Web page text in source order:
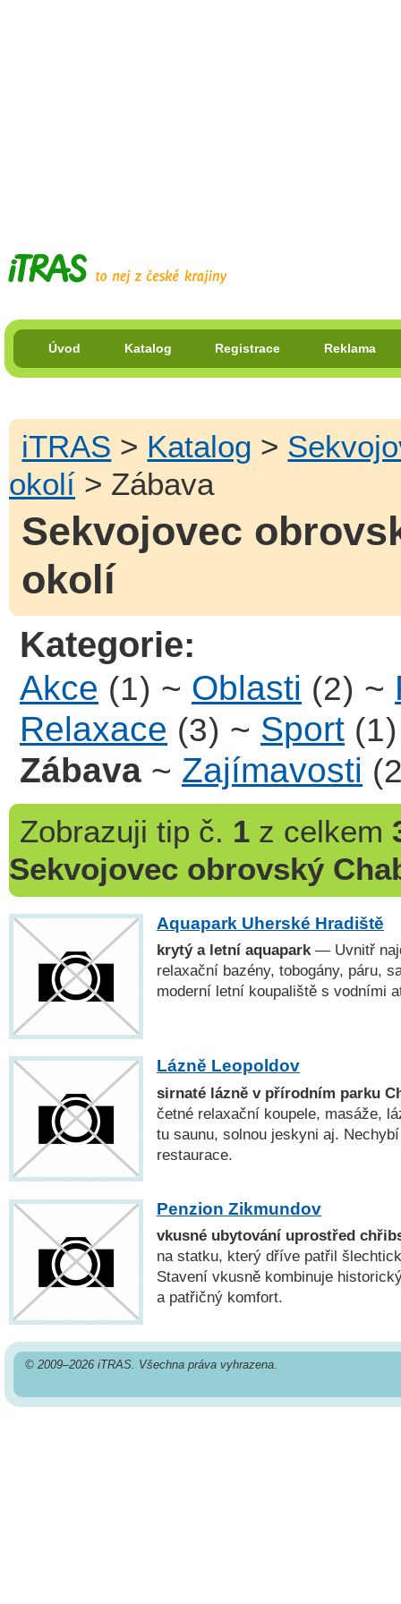
Úvod Katalog Registrace Reklama
iTRAS > Katalog >
okolí > Zábava
Sekvojovec
okolí
Kategorie:
Akce (1) ~ Oblasti (2) ~
Relaxace (3) ~ Sport (1)
Zábava ~ Zajímavosti
Zobrazuji tip č. 1z celkem
Sekvojovec obrovský
Aquapark Uherské Hradiště
krytý a letní aquapark — Uvnitř
relaxační bazény, tobogány, páru,
moderní letní koupaliště s vodními
Lázně Leopoldov
sirnaté lázně v přírodním parku
četné relaxační koupele, masáže,
tu saunu, solnou jeskyni aj.
restaurace.
Penzion Zikmundov
vkusné ubytování uprostřed
na statku, který dříve patřil
Stavení vkusně kombinuje
a patřičný komfort.
© 2009–2026 iTRAS. Všechna práva vyhrazena.